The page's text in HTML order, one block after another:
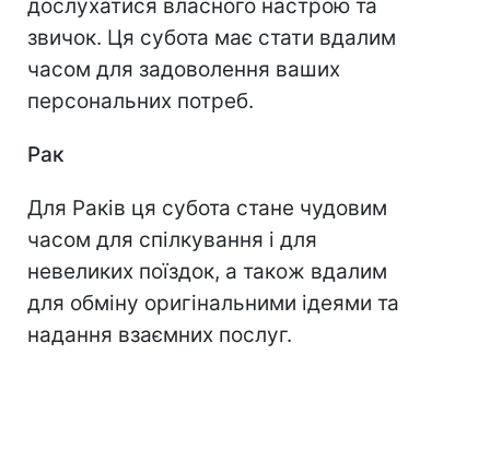
дослухатися власного настрою та
звичок. Ця субота має стати вдалим
часом для задоволення ваших
персональних потреб.
Рак
Для Раків ця субота стане чудовим
часом для спілкування і для
невеликих поїздок, а також вдалим
для обміну оригінальними ідеями та
надання взаємних послуг.